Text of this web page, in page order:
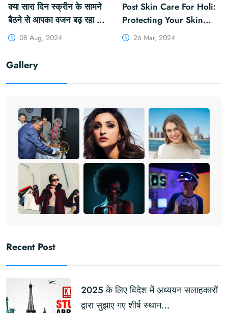
क्या सारा दिन स्क्रीन के सामने
बैठने से आपका वजन बढ़ रहा है?
#WeightGain
08 Aug, 2024
Post Skin Care For Holi:
Protecting Your Skin
During The Festival Of
26 Mar, 2024
Gallery
Recent Post
2025 के लिए विदेश में अध्ययन सलाहकारों
द्वारा सुझाए गए शीर्ष स्थान